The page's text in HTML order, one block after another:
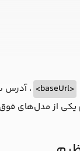
<baseUrl> ، آدرس
یکی از مدل‌های فوق